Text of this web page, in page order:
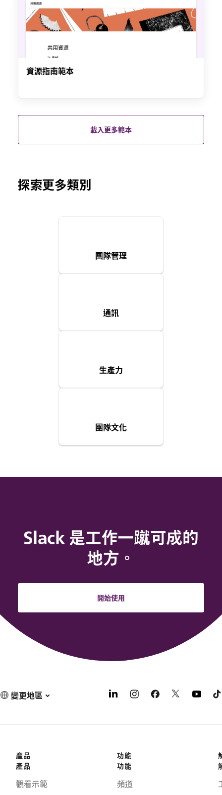
資源指南範本
載入更多範本
探索更多類別
團隊管理
通訊
生產力
團隊文化
Slack 是工作一蹴可成的
地方。
開始使用
變更地區
產品
產品
觀看示範
功能
功能
頻道